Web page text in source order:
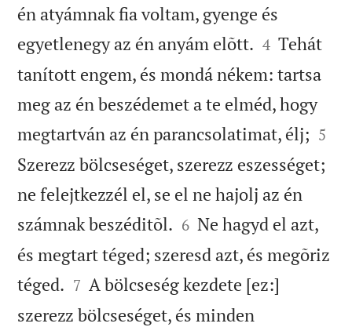
én atyámnak fia voltam, gyenge és
egyetlenegy az én anyám elõtt. 

4 Tehát
tanított engem, és mondá nékem: tartsa
meg az én beszédemet a te elméd, hogy
megtartván az én parancsolatimat, élj; 

5
Szerezz bölcseséget, szerezz eszességet;
ne felejtkezzél el, se el ne hajolj az én
számnak beszéditõl. 

6 Ne hagyd el azt,
és megtart téged; szeresd azt, és megõriz
téged. 

7 A bölcseség kezdete [ez:]
szerezz bölcseséget, és minden